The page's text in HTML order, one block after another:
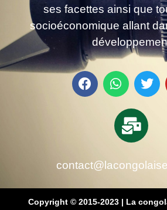
ses facettes ainsi que
socioéconomique allant
Copyright © 2015-2023 | La